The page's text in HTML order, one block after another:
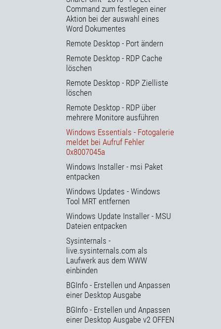
Command zum festlegen einer
Aktion bei der auswahl eines
Word Dokumentes
Remote Desktop - Port ändern
Remote Desktop - RDP Cache
löschen
Remote Desktop - RDP Zielliste
löschen
Remote Desktop - RDP über
mehrere Monitore ausführen
Windows Essentials - Fotogalerie
meldet bei Aufruf Fehler
0x8007045a
Windows Installer - msi Paket
entpacken
Windows Updates - Windows
Tool MRT entfernen
Windows Update Installer - MSU
Dateien entpacken
Sysinternals -
live.sysinternals.com als
Laufwerk aus dem WWW
einbinden
BGInfo - Erstellen und Anpassen
einer Desktop Ausgabe
BGInfo - Erstellen und Anpassen
einer Desktop Ausgabe v2 OFFEN